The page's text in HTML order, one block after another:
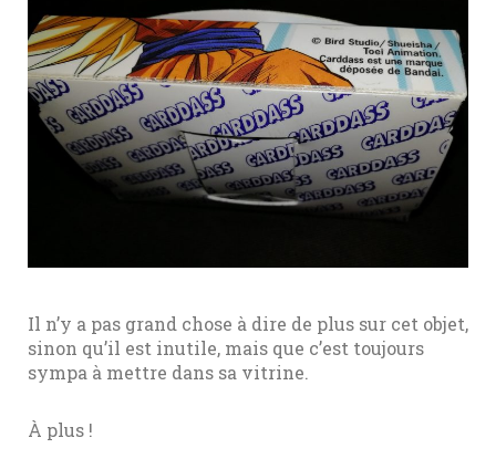
Il n’y a pas grand chose à dire de plus sur cet objet,
sinon qu’il est inutile, mais que c’est toujours
sympa à mettre dans sa vitrine.
À plus !